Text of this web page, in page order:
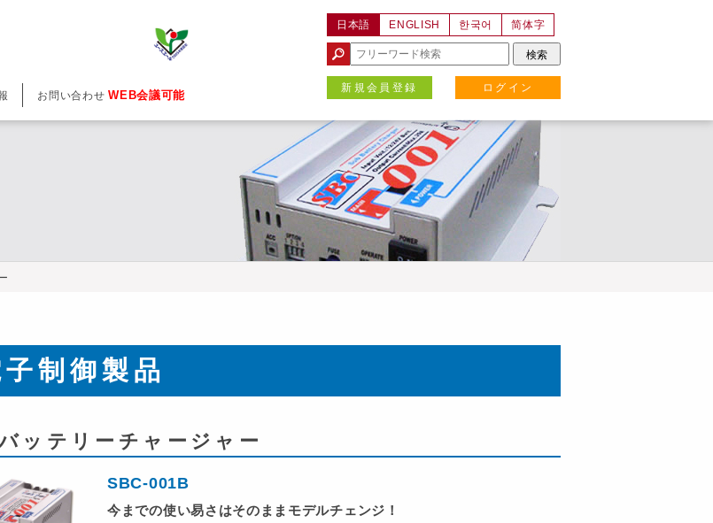
お問い合わせWEB会議可能
日本語 ENGLISH 한국어 简体字
新規会員登録 ログイン
子制御製品
ッテリーチャージャー
SBC-001B
今までの使い易さはそのままモデルチェンジ！